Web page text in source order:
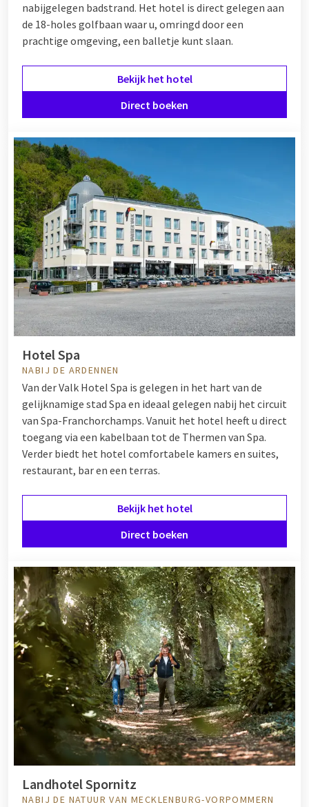
nabijgelegen badstrand. Het hotel is direct gelegen aan
de 18-holes golfbaan waar u, omringd door een
prachtige omgeving, een balletje kunt slaan.
Bekijk het hotel
Direct boeken
Hotel Spa
NABIJ DE ARDENNEN
Van der Valk Hotel Spa is gelegen in het hart van de
gelijknamige stad Spa en ideaal gelegen nabij het circuit
van Spa-Franchorchamps. Vanuit het hotel heeft u direct
toegang via een kabelbaan tot de Thermen van Spa.
Verder biedt het hotel comfortabele kamers en suites,
restaurant, bar en een terras.
Bekijk het hotel
Direct boeken
Landhotel Spornitz
NABIJ DE NATUUR VAN MECKLENBURG-VORPOMMERN